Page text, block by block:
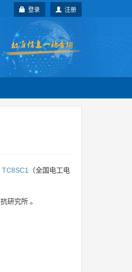
注册
登录
TC8SC1
（全国电工电
研究所 。